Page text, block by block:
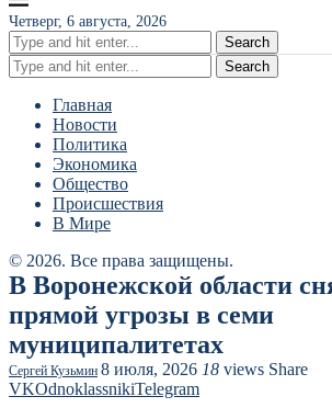
Четверг, 6 августа, 2026
Search
Search
Главная
Новости
Политика
Экономика
Общество
Происшествия
В Мире
© 2026. Все права защищены.
В Воронежской области
прямой угрозы в семи
муниципалитетах
Сергей Кузьмин 8 июля, 2026 18 views Share
VKOdnoklassnikiTelegram